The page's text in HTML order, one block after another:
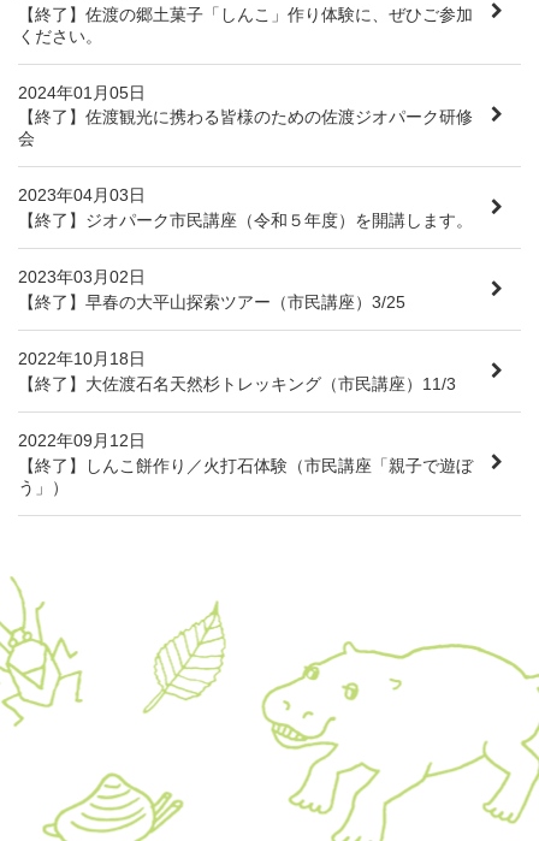
【終了】佐渡の郷土菓子「しんこ」作り体験に、ぜひご参加
ください。
2024年01月05日
【終了】佐渡観光に携わる皆様のための佐渡ジオパーク研修
会
2023年04月03日
【終了】ジオパーク市民講座（令和５年度）を開講します。
2023年03月02日
【終了】早春の大平山探索ツアー（市民講座）3/25
2022年10月18日
【終了】大佐渡石名天然杉トレッキング（市民講座）11/3
2022年09月12日
【終了】しんこ餅作り／火打石体験（市民講座「親子で遊ぼ
う」）